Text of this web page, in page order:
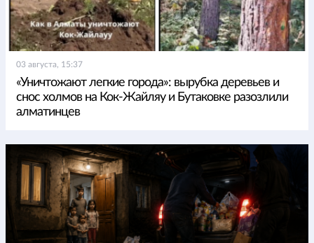
03 августа, 15:37
«Уничтожают легкие города»: вырубка деревьев и
снос холмов на Кок-Жайляу и Бутаковке разозлили
алматинцев